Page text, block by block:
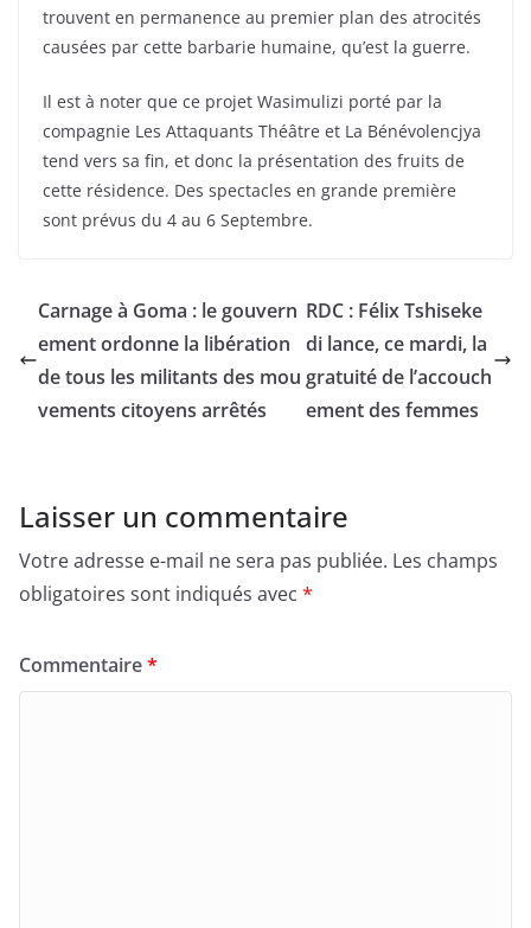
trouvent en permanence au premier plan des atrocités
causées par cette barbarie humaine, qu’est la guerre.
Il est à noter que ce projet Wasimulizi porté par la
compagnie Les Attaquants Théâtre et La Bénévolencjya
tend vers sa fin, et donc la présentation des fruits de
cette résidence. Des spectacles en grande première
sont prévus du 4 au 6 Septembre.
Carnage à Goma : le gouvern
ement ordonne la libération
de tous les militants des mou
vements citoyens arrêtés
RDC : Félix Tshiseke
di lance, ce mardi, la
gratuité de l’accouch
ement des femmes
Laisser un commentaire
Votre adresse e-mail ne sera pas publiée. Les champs
obligatoires sont indiqués avec *
Commentaire*